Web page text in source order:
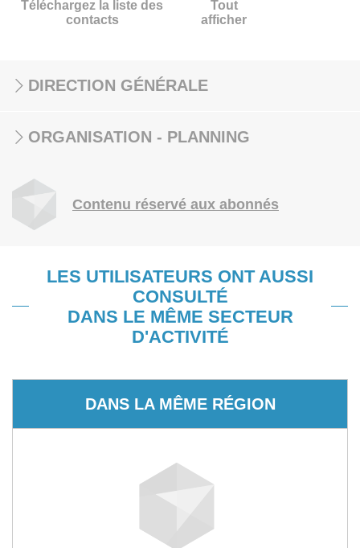
Téléchargez la liste des
contacts
Tout
afficher
DIRECTION GÉNÉRALE
ORGANISATION - PLANNING
Contenu réservé aux abonnés
LES UTILISATEURS ONT AUSSI
CONSULTÉ
DANS LE MÊME SECTEUR
D'ACTIVITÉ
DANS LA MÊME RÉGION